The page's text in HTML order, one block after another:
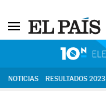
NOTICIAS RESULTADOS 2023